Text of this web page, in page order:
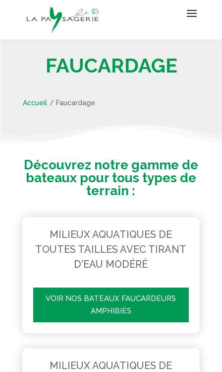
FAUCARDAGE
Accueil / Faucardage
Découvrez notre gamme de
bateaux pour tous types de
terrain :
MILIEUX AQUATIQUES DE
TOUTES TAILLES AVEC TIRANT
D'EAU MODÉRÉ
VOIR NOS BATEAUX FAUCARDEURS
AMPHIBIES
MILIEUX AQUATIQUES DE